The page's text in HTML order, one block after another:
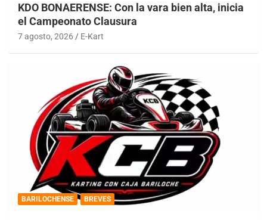
KDO BONAERENSE: Con la vara bien alta, inicia
el Campeonato Clausura
7 agosto, 2026 E-Kart
BARILOCHENSE BREVES